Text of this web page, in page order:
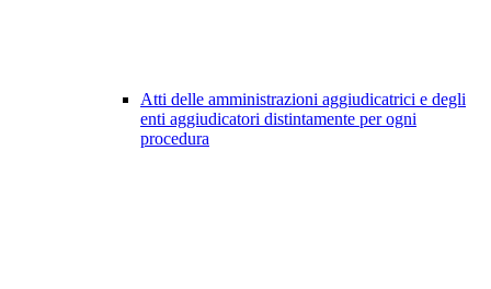
Atti delle amministrazioni aggiudicatrici e degli
enti aggiudicatori distintamente per ogni
procedura